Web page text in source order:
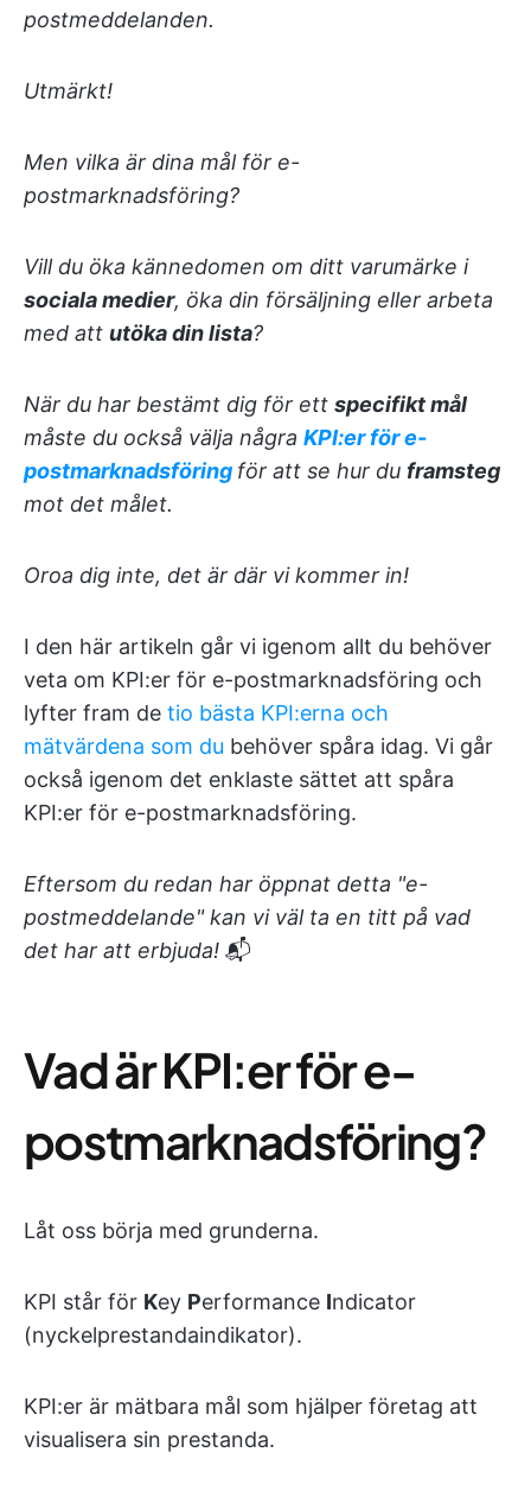
postmeddelanden.
Utmärkt!
Men vilka är dina mål för e-
postmarknadsföring?
Vill du öka kännedomen om ditt varumärke i
sociala medier, öka din försäljning eller arbeta
med att utöka din lista?
När du har bestämt dig för ett specifikt mål
måste du också välja några KPI:er för e-
postmarknadsföring för att se hur du framsteg
mot det målet.
Oroa dig inte, det är där vi kommer in!
I den här artikeln går vi igenom allt du behöver
veta om KPI:er för e-postmarknadsföring och
lyfter fram de tio bästa KPI:erna och
mätvärdena som du behöver spåra idag. Vi går
också igenom det enklaste sättet att spåra
KPI:er för e-postmarknadsföring.
Eftersom du redan har öppnat detta "e-
postmeddelande" kan vi väl ta en titt på vad
det har att erbjuda! 📬
Vad är KPI:er för e-
postmarknadsföring?
Låt oss börja med grunderna.
KPI står för Key Performance Indicator
(nyckelprestandaindikator).
KPI:er är mätbara mål som hjälper företag att
visualisera sin prestanda.